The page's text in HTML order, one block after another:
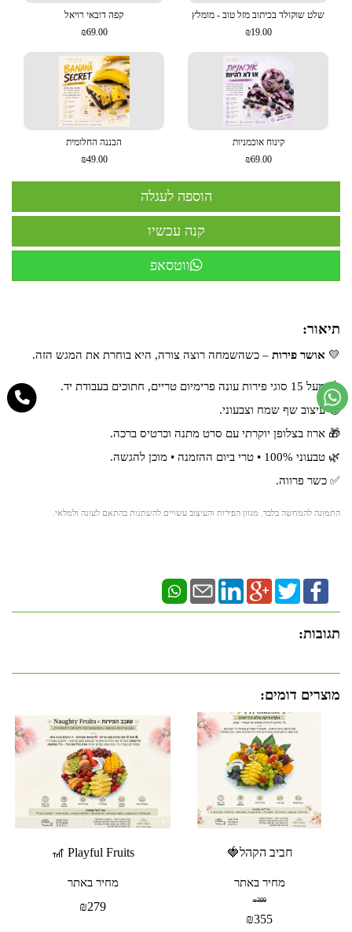
שלט שוקולד בכיתוב מזל טוב - מומלץ
₪19.00
קפה דובאי רויאל
₪69.00
קינוח אוכמניות
₪69.00
הבננה החלומית
₪49.00
ווטסאפ
תיאור:
💛 אושר פירות – כשהשמחה רוצה צורה, היא בוחרת את המגש הזה.
🍓 מעל 15 סוגי פירות עונה פרימיום טריים, חתוכים בעבודת יד.
🤑 עיצוב שף שמח וצבעוני.
🎁 ארוז בצלופן יוקרתי עם סרט מתנה וכרטיס ברכה.
🌿 טבעוני 100% • טרי ביום ההזמנה • מוכן להגשה.
✅ כשר פרווה.
התמונה להמחשה בלבד. מגוון הפירות והעיצוב עשויים להשתנות בהתאם לעונה ולמלאי.
תגובות:
מוצרים דומים:
חביב הקהל🍓
מחיר באתר
₪399
₪355
Playful Fruits 🎢
מחיר באתר
₪279